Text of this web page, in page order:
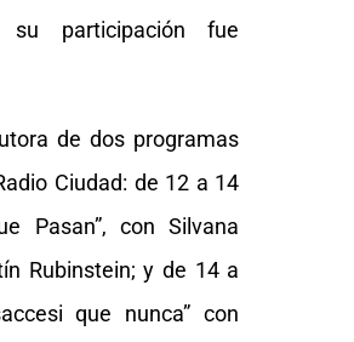
su participación fue
de dos programas
Ciudad: de 12 a 14
Pasan”, con Silvana
Rubinstein; y de 14 a
que nunca” con